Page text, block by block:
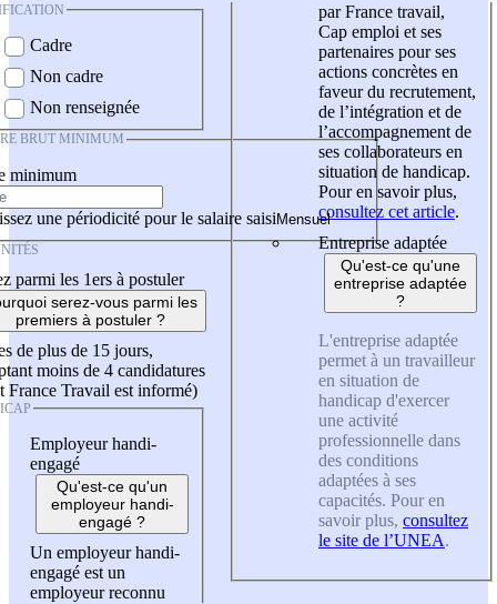
Cadre
Non cadre
Non renseignée
BRUT MINIMUM
minimum
une périodicité pour le salaire saisi
parmi les 1ers à postuler
serez-vous parmi les
premiers à postuler ?
de plus de 15 jours,
moins de 4 candidatures
France Travail est informé)
Employeur handi-
engagé
Qu'est-ce qu'un
employeur handi-
engagé ?
Un employeur handi-
engagé est un
employeur reconnu
par France travail,
Cap emploi et ses
partenaires pour ses
actions concrètes en
faveur du recrutement,
de l’intégration et de
l’accompagnement de
ses collaborateurs en
situation de handicap.
Pour en savoir plus,
consultez cet article.
Entreprise adaptée
Qu'est-ce qu'une
entreprise adaptée
?
L'entreprise adaptée
permet à un travailleur
en situation de
handicap d'exercer
une activité
professionnelle dans
des conditions
adaptées à ses
capacités. Pour en
savoir plus, consultez
le site de l’UNEA.